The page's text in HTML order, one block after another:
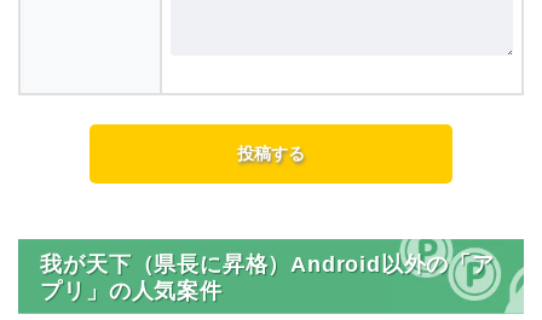
我が天下（県長に昇格）Android以外の「ア
プリ」の人気案件